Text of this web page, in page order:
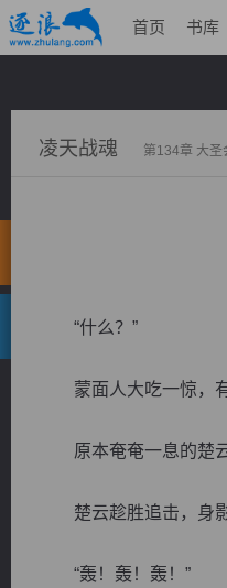
首页 书库
凌天战魂 第134章 大圣
“什么？”
蒙面人大吃一惊，有
原本奄奄一息的楚云
楚云趁胜追击，身影
“轰！轰！轰！”